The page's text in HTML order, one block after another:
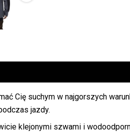
Cię suchym w najgorszych
jazdy.
klejonymi szwami i